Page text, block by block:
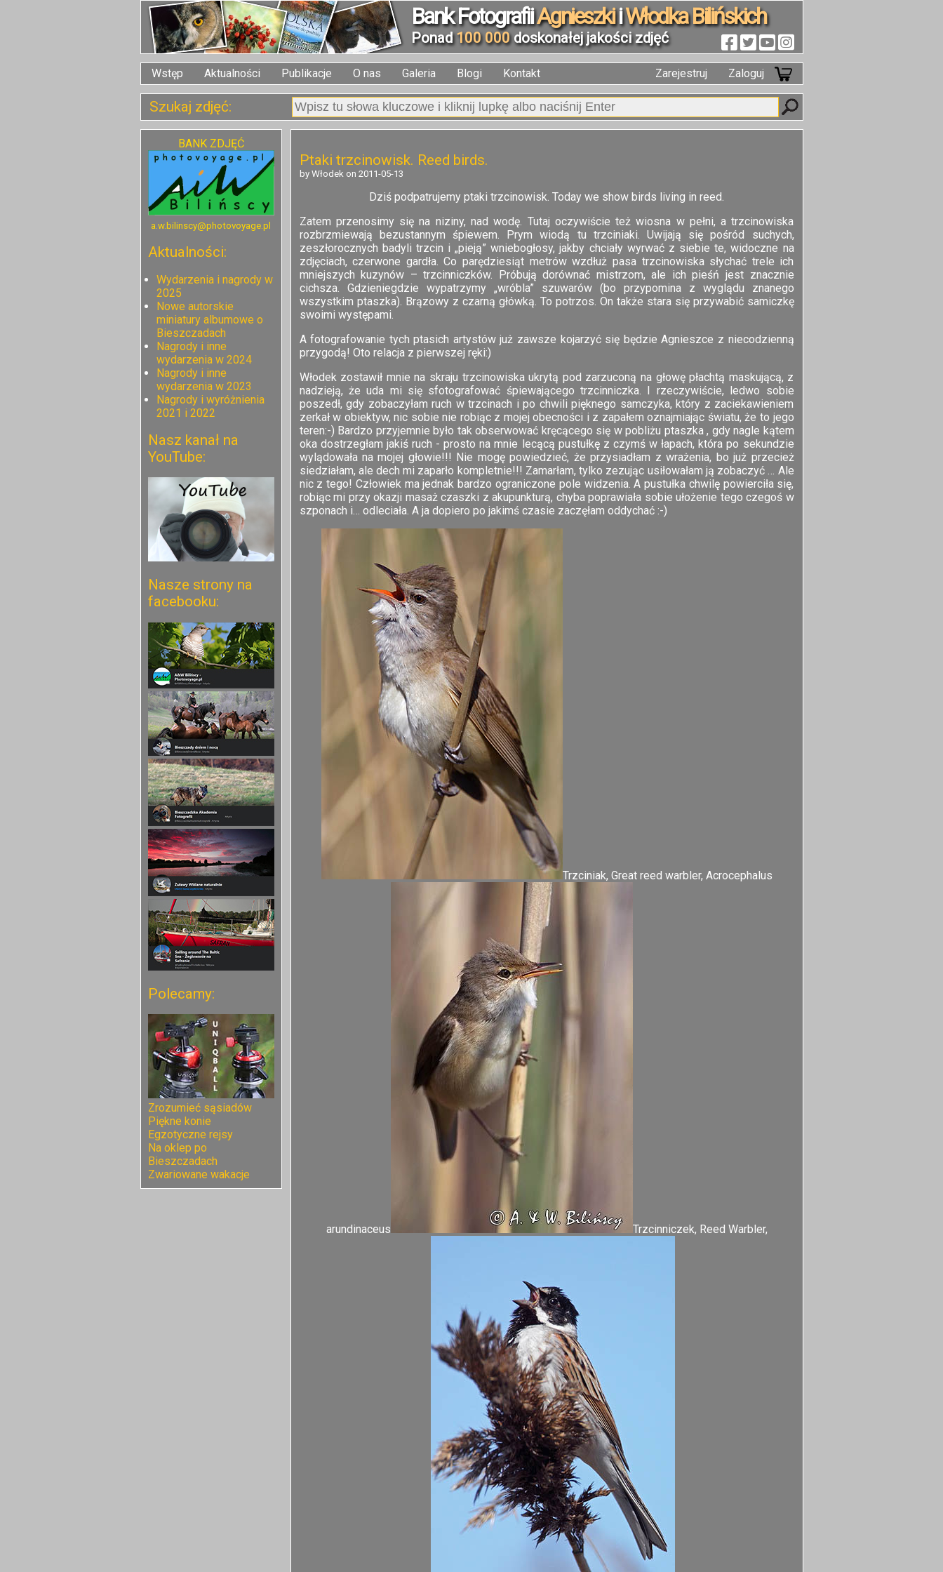
Bank FotografiiAgnieszkiiWłodka Bilińskich
Ponad100 000doskonałej jakości zdjęć
Wstęp Aktualności Publikacje O nas Galeria Blogi Kontakt Zaloguj
Zarejestruj
Szukaj zdjęć:
BANK ZDJĘĆ
a.w.bilinscy@photovoyage.pl
Aktualności:
Wydarzenia i nagrody w
2025
Nowe autorskie
miniatury albumowe o
Bieszczadach
Nagrody i inne
wydarzenia w 2024
Nagrody i inne
wydarzenia w 2023
Nagrody i wyróżnienia
2021 i 2022
Nasz kanał na
YouTube:
Nasze strony na
facebooku:
Polecamy:
Zrozumieć sąsiadów
Piękne konie
Egzotyczne rejsy
Na oklep po
Bieszczadach
Zwariowane wakacje
Ptaki trzcinowisk. Reed birds.
by Włodek on 2011-05-13
Dziś podpatrujemy ptaki trzcinowisk. Today we show birds living in reed.
Zatem przenosimy się na niziny, nad wodę. Tutaj oczywiście też wiosna w pełni, a trzcinowiska
rozbrzmiewają bezustannym śpiewem. Prym wiodą tu trzciniaki. Uwijają się pośród suchych,
zeszłorocznych badyli trzcin i „pieją” wniebogłosy, jakby chciały wyrwać z siebie te, widoczne na
zdjęciach, czerwone gardła. Co parędziesiąt metrów wzdłuż pasa trzcinowiska słychać trele ich
mniejszych kuzynów – trzcinniczków. Próbują dorównać mistrzom, ale ich pieśń jest znacznie
cichsza. Gdzieniegdzie wypatrzymy „wróbla” szuwarów (bo przypomina z wyglądu znanego
wszystkim ptaszka). Brązowy z czarną główką. To potrzos. On także stara się przywabić samiczkę
swoimi występami.
A fotografowanie tych ptasich artystów już zawsze kojarzyć się będzie Agnieszce z niecodzienną
przygodą! Oto relacja z pierwszej ręki:)
Włodek zostawił mnie na skraju trzcinowiska ukrytą pod zarzuconą na głowę płachtą maskującą, z
nadzieją, że uda mi się sfotografować śpiewającego trzcinniczka. I rzeczywiście, ledwo sobie
poszedł, gdy zobaczyłam ruch w trzcinach i po chwili pięknego samczyka, który z zaciekawieniem
zerkał w obiektyw, nic sobie nie robiąc z mojej obecności i z zapałem oznajmiając światu, że to jego
teren:-) Bardzo przyjemnie było tak obserwować kręcącego się w pobliżu ptaszka , gdy nagle kątem
oka dostrzegłam jakiś ruch - prosto na mnie lecącą pustułkę z czymś w łapach, która po sekundzie
wylądowała na mojej głowie!!! Nie mogę powiedzieć, że przysiadłam z wrażenia, bo już przecież
siedziałam, ale dech mi zaparło kompletnie!!! Zamarłam, tylko zezując usiłowałam ją zobaczyć … Ale
nic z tego! Człowiek ma jednak bardzo ograniczone pole widzenia. A pustułka chwilę powierciła się,
robiąc mi przy okazji masaż czaszki z akupunkturą, chyba poprawiała sobie ułożenie tego czegoś w
szponach i… odleciała. A ja dopiero po jakimś czasie zaczęłam oddychać :-)
Trzciniak, Great reed warbler, Acrocephalus
arundinaceus Trzcinniczek, Reed Warbler,